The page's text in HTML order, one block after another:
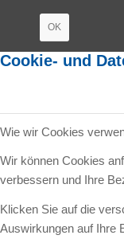
OK
Cookie- und
Wie wir Cookies
Wir können Cookies
verbessern und Ihre
Klicken Sie auf die
Auswirkungen auf Ihre